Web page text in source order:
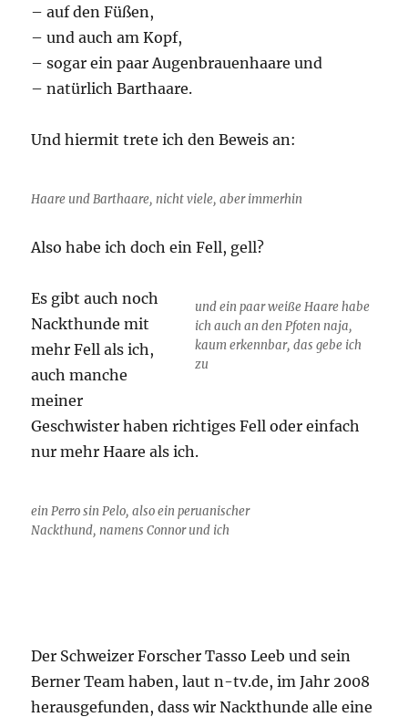
– auf den Füßen,
– und auch am Kopf,
– sogar ein paar Augenbrauenhaare und
– natürlich Barthaare.
Und hiermit trete ich den Beweis an:
Haare und Barthaare, nicht viele, aber immerhin
Also habe ich doch ein Fell, gell?
und ein paar weiße Haare habe
ich auch an den Pfoten naja,
kaum erkennbar, das gebe ich
zu
Es gibt auch noch
Nackthunde mit
mehr Fell als ich,
auch manche
meiner
Geschwister haben richtiges Fell oder einfach
nur mehr Haare als ich.
ein Perro sin Pelo, also ein peruanischer
Nackthund, namens Connor und ich
Der Schweizer Forscher Tasso Leeb und sein
Berner Team haben, laut n-tv.de, im Jahr 2008
herausgefunden, dass wir Nackthunde alle eine